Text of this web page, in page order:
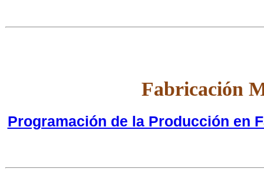
Fabricación
Programación de la Producción en